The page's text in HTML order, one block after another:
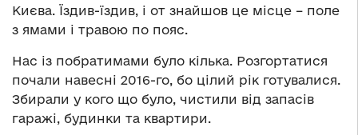
Києва. Їздив-їздив, і от знайшов це місце – поле
з ямами і травою по пояс.
Нас із побратимами було кілька. Розгортатися
почали навесні 2016-го, бо цілий рік готувалися.
Збирали у кого що було, чистили від запасів
гаражі, будинки та квартири.